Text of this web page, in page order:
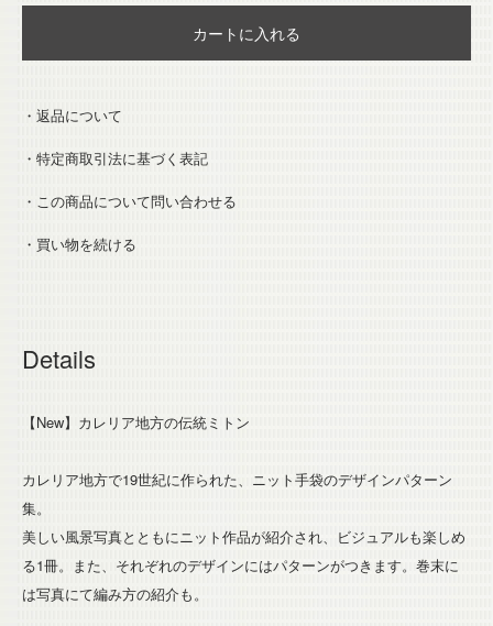
カートに入れる
・返品について
・特定商取引法に基づく表記
・この商品について問い合わせる
・買い物を続ける
Details
【New】カレリア地方の伝統ミトン
カレリア地方で19世紀に作られた、ニット手袋のデザインパターン
集。
美しい風景写真とともにニット作品が紹介され、ビジュアルも楽しめ
る1冊。また、それぞれのデザインにはパターンがつきます。巻末に
は写真にて編み方の紹介も。